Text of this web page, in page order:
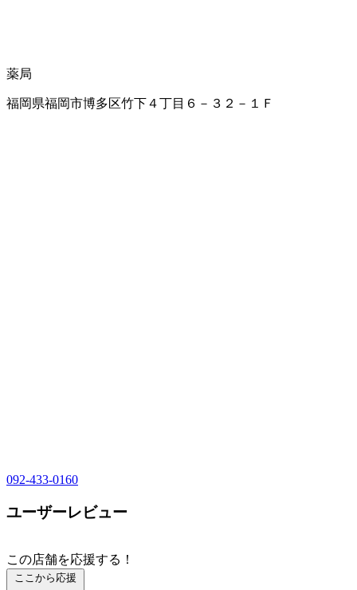
薬局
福岡県福岡市博多区竹下４丁目６－３２－１Ｆ
092-433-0160
ユーザーレビュー
この店舗を応援する！
ここから応援